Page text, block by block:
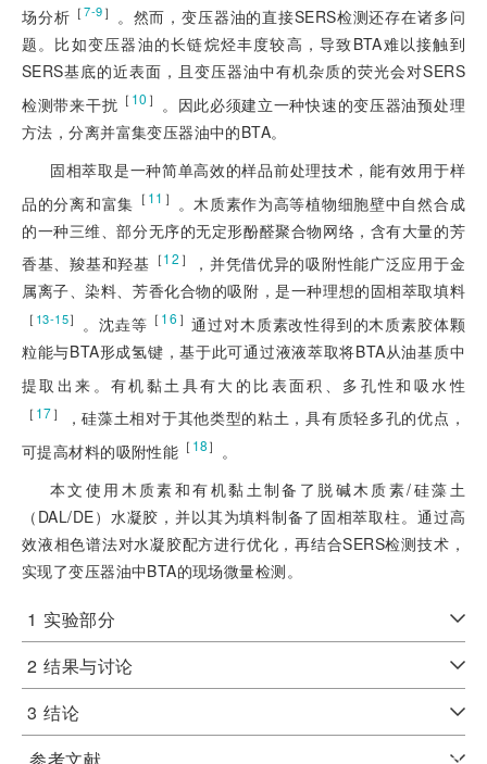
场分析 ［7-9］ 。然而，变压器油的直接SERS检测还存在诸多问
题。比如变压器油的长链烷烃丰度较高，导致BTA难以接触到
SERS基底的近表面，且变压器油中有机杂质的荧光会对SERS
检测带来干扰 ［ 10 ］
。因此必须建立一种快速的变压器油预处理
方法，分离并富集变压器油中的BTA。
固相萃取是一种简单高效的样品前处理技术，能有效用于样
品的分离和富集 ［ 11 ］
。木质素作为高等植物细胞壁中自然合成
的一种三维、部分无序的无定形酚醛聚合物网络，含有大量的芳
香基、羧基和羟基 ［12 ］
，并凭借优异的吸附性能广泛应用于金
属离子、染料、芳香化合物的吸附，是一种理想的固相萃取填料
［ 13-15］ 。沈垚等 ［ 16 ］通过对木质素改性得到的木质素胶体颗
粒能与BTA形成氢键，基于此可通过液液萃取将BTA从油基质中
提取出来。有机黏土具有大的比表面积、多孔性和吸水性
［ 17］
，硅藻土相对于其他类型的粘土，具有质轻多孔的优点，
可提高材料的吸附性能 ［ 18］
。
本文使用木质素和有机黏土制备了脱碱木质素/硅藻土
（DAL/DE）水凝胶，并以其为填料制备了固相萃取柱。通过高
效液相色谱法对水凝胶配方进行优化，再结合SERS检测技术，
实现了变压器油中BTA的现场微量检测。
1 实验部分
2 结果与讨论
3 结论
参考文献